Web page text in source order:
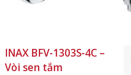
INAX BFV-1303S-4C –
Vòi sen tắm